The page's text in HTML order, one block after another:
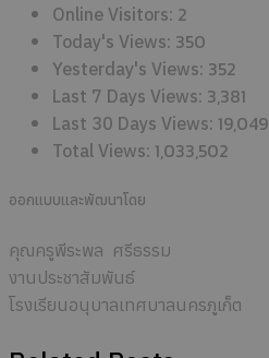
Online Visitors: 2
Today's Views: 350
Yesterday's Views: 352
Last 7 Days Views: 3,381
Last 30 Days Views: 19,049
Total Views: 1,033,502
ออกแบบและพัฒนาโดย
คุณครูพีระพล ศรีธรรม
งานประชาสัมพันธ์
โรงเรียนอนุบาลเทศบาลนครภูเก็ต